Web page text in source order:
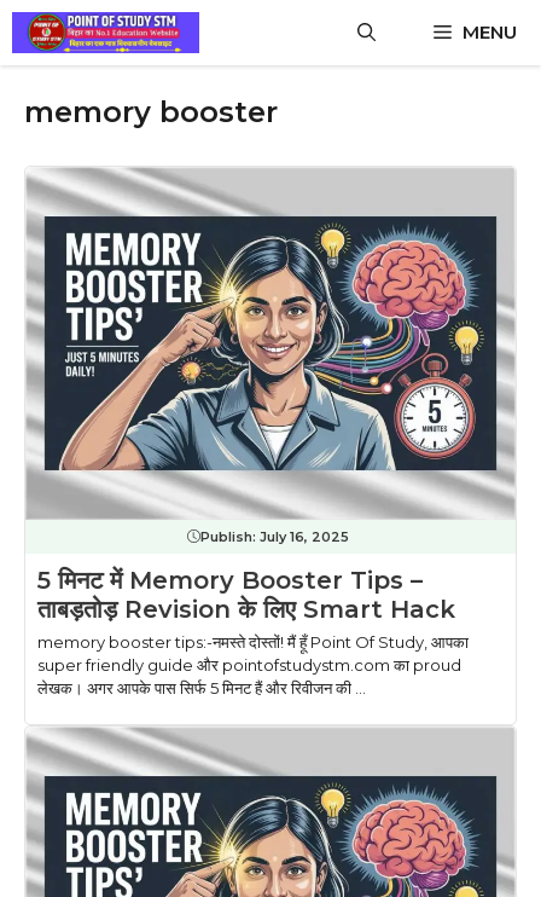
Skip
content
MENU
memory booster
Publish: July 16, 2025
5 मिनट में Memory Booster Tips –
ताबड़तोड़ Revision के लिए Smart Hack
memory booster tips:-नमस्ते दोस्तों! मैं हूँ Point Of Study, आपका
super friendly guide और pointofstudystm.com का proud
लेखक। अगर आपके पास सिर्फ 5 मिनट हैं और रिवीजन की ...